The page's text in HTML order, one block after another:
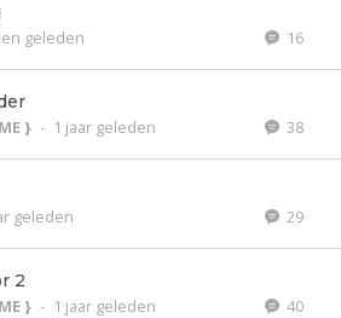
geleden 16
} - 1 jaar geleden 38
geleden 29
2
} - 1 jaar geleden 40